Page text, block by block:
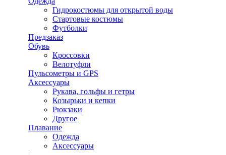
Гидрокостюмы для открытой воды
Стартовые костюмы
Футболки
Предзаказ
Обувь
Кроссовки
Велотуфли
Пульсометры и GPS
Аксессуары
Рукава, гольфы и гетры
Козырьки и кепки
Рюкзаки
Другое
Плавание
Одежда
Аксессуары